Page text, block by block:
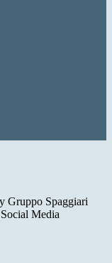
Gruppo Spaggiari
Media